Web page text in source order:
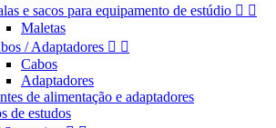
e sacos para equipamento de estúdio  
Maletas
/ Adaptadores  
Cabos
Adaptadores
de alimentação e adaptadores
de estudos